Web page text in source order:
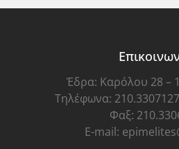
Έδρα: Καρόλου 28 –
Τηλέφωνα:
Φαξ:
E-mail: